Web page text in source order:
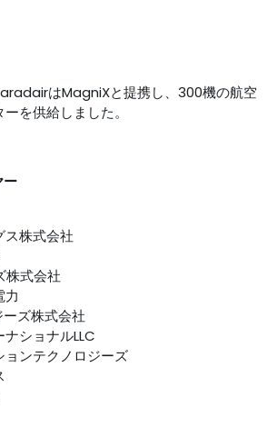
はMagniXと提携し、300機の航空
を供給しました。
ー
ス株式会社
株式会社
力
ズ株式会社
ショナルLLC
ョンテクノロジーズ